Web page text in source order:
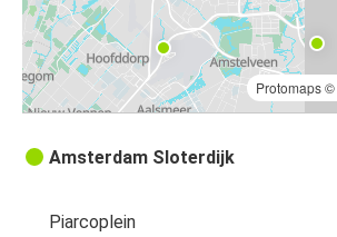
Protomaps©
Amsterdam Sloterdijk
Piarcoplein